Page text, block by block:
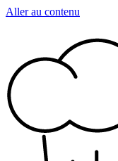
Aller au contenu